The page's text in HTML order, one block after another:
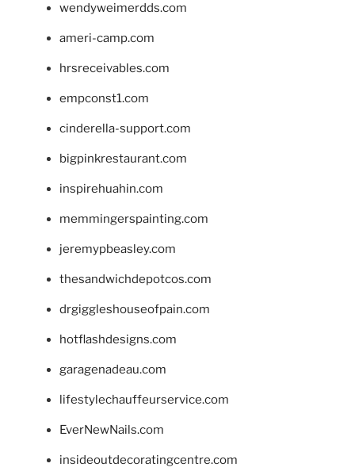
wendyweimerdds.com
ameri-camp.com
hrsreceivables.com
empconst1.com
cinderella-support.com
bigpinkrestaurant.com
inspirehuahin.com
memmingerspainting.com
jeremypbeasley.com
thesandwichdepotcos.com
drgiggleshouseofpain.com
hotflashdesigns.com
garagenadeau.com
lifestylechauffeurservice.com
EverNewNails.com
insideoutdecoratingcentre.com